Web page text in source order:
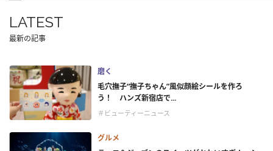
LATEST
最新の記事
磨く
毛穴撫子“撫子ちゃん”風似顔絵シールを作ろ
う！ ハンズ新宿店で...
＃ビューティーニュース
グルメ